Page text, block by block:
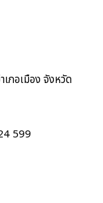
ภอเมือง จังหวัด
599